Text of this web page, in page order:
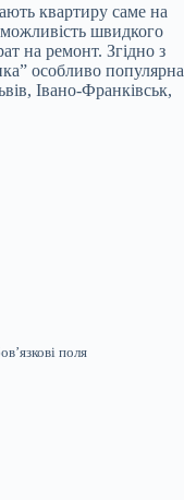
квартиру саме на
швидкого
на ремонт. Згідно з
особливо популярна
Івано-Франківськ,
поля